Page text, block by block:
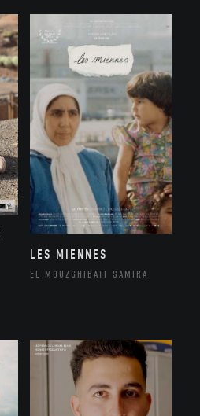
LES MIENNES
EL MOUZGHIBATI SAMIRA